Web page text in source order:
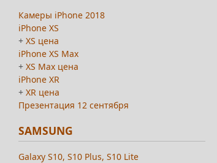
Камеры iPhone 2018
iPhone XS
+ XS цена
iPhone XS Max
+ XS Max цена
iPhone XR
+ XR цена
Презентация 12 сентября
SAMSUNG
Galaxy S10, S10 Plus, S10 Lite